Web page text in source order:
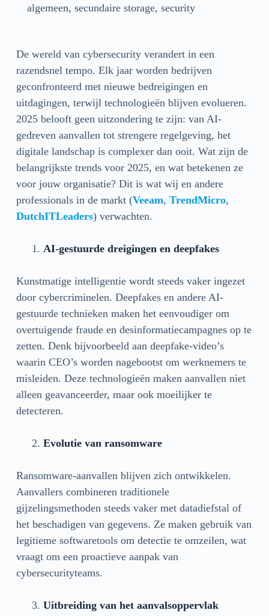
algemeen, secundaire storage, security
De wereld van cybersecurity verandert in een
razendsnel tempo. Elk jaar worden bedrijven
geconfronteerd met nieuwe bedreigingen en
uitdagingen, terwijl technologieën blijven evolueren.
2025 belooft geen uitzondering te zijn: van AI-
gedreven aanvallen tot strengere regelgeving, het
digitale landschap is complexer dan ooit. Wat zijn de
belangrijkste trends voor 2025, en wat betekenen ze
voor jouw organisatie? Dit is wat wij en andere
professionals in de markt (Veeam, TrendMicro,
DutchITLeaders) verwachten.
AI-gestuurde dreigingen en deepfakes
Kunstmatige intelligentie wordt steeds vaker ingezet
door cybercriminelen. Deepfakes en andere AI-
gestuurde technieken maken het eenvoudiger om
overtuigende fraude en desinformatiecampagnes op te
zetten. Denk bijvoorbeeld aan deepfake-video’s
waarin CEO’s worden nagebootst om werknemers te
misleiden. Deze technologieën maken aanvallen niet
alleen geavanceerder, maar ook moeilijker te
detecteren.
Evolutie van ransomware
Ransomware-aanvallen blijven zich ontwikkelen.
Aanvallers combineren traditionele
gijzelingsmethoden steeds vaker met datadiefstal of
het beschadigen van gegevens. Ze maken gebruik van
legitieme softwaretools om detectie te omzeilen, wat
vraagt om een proactieve aanpak van
cybersecurityteams.
Uitbreiding van het aanvalsoppervlak